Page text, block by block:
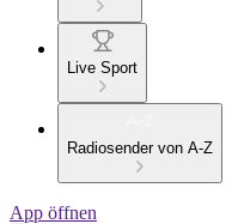
Live Sport
Radiosender von A-Z
App öffnen